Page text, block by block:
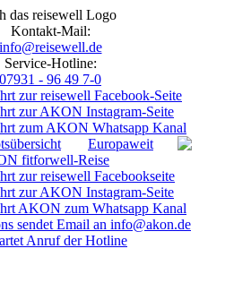
Kontakt-Mail:
info@reisewell.de
Service-Hotline:
07931 - 96 49 7-0
Europaweit
fitforwell-Reise